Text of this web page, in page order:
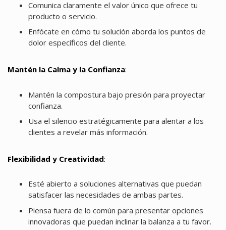
Comunica claramente el valor único que ofrece tu
producto o servicio.
Enfócate en cómo tu solución aborda los puntos de
dolor específicos del cliente.
Mantén la Calma y la Confianza:
Mantén la compostura bajo presión para proyectar
confianza.
Usa el silencio estratégicamente para alentar a los
clientes a revelar más información.
Flexibilidad y Creatividad:
Esté abierto a soluciones alternativas que puedan
satisfacer las necesidades de ambas partes.
Piensa fuera de lo común para presentar opciones
innovadoras que puedan inclinar la balanza a tu favor.